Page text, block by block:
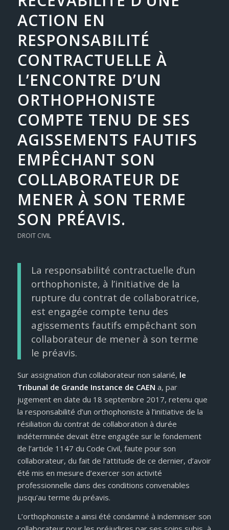
ACTION EN
RESPONSABILITÉ
CONTRACTUELLE À
L’ENCONTRE D’UN
ORTHOPHONISTE
COMPTE TENU DE SES
AGISSEMENTS FAUTIFS
EMPÊCHANT SON
COLLABORATEUR DE
MENER À SON TERME
SON PRÉAVIS.
DROIT CIVIL
La responsabilité contractuelle d’un
orthophoniste, à l’initiative de la
rupture du contrat de collaboratrice,
est engagée compte tenu des
agissements fautifs empêchant son
collaborateur de mener à son terme
le préavis.
Sur assignation d’un collaborateur non salarié, le
Tribunal de Grande Instance de CAEN a, par
jugement en date du 18 septembre 2017, retenu que
la responsabilité d’un orthophoniste à l’initiative de la
résiliation du contrat de collaboration à durée
indéterminée devait être engagée sur le fondement
de l’article 1147 du Code Civil, faute pour son
collaborateur, du fait de l’attitude de ce dernier, d’avoir
été mis en mesure d’exercer son activité
professionnelle dans des conditions convenables
jusqu’au terme du préavis.
L’orthophoniste a ainsi été condamné à indemniser son